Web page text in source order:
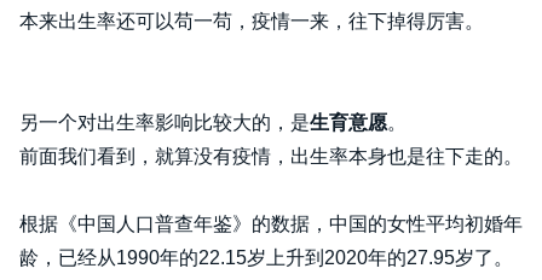
本来出生率还可以苟一苟，疫情一来，往下掉得厉害。
另一个对出生率影响比较大的，是生育意愿。
前面我们看到，就算没有疫情，出生率本身也是往下走的。
根据《中国人口普查年鉴》的数据，中国的女性平均初婚年
龄，已经从1990年的22.15岁上升到2020年的27.95岁了。